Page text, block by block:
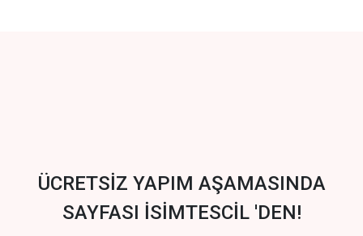
ÜCRETSİZ YAPIM AŞAMASINDA
SAYFASI İSİMTESCİL 'DEN!